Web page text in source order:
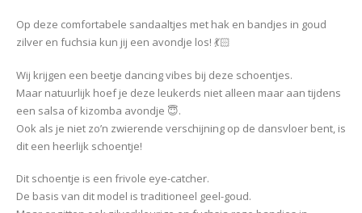
Op deze comfortabele sandaaltjes met hak en bandjes in goud
zilver en fuchsia kun jij een avondje los! 💃🏻
Wij krijgen een beetje dancing vibes bij deze schoentjes.
Maar natuurlijk hoef je deze leukerds niet alleen maar aan tijdens
een salsa of kizomba avondje 😇.
Ook als je niet zo’n zwierende verschijning op de dansvloer bent, is
dit een heerlijk schoentje!
Dit schoentje is een frivole eye-catcher.
De basis van dit model is traditioneel geel-goud.